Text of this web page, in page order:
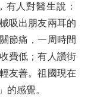
人對醫生說：
吸出朋友兩耳的
節痛，一周時間
費低；有人讚街
友善。祖國現在
的感覺。